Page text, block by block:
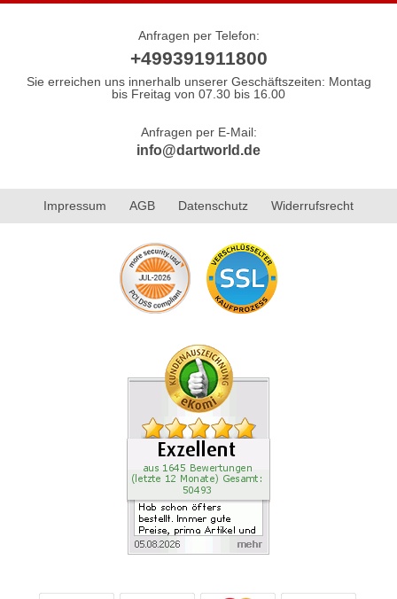
Anfragen per Telefon:
+499391911800
Sie erreichen uns innerhalb unserer Geschäftszeiten: Montag
bis Freitag von 07.30 bis 16.00
Anfragen per E-Mail:
info@dartworld.de
Impressum AGB Datenschutz Widerrufsrecht